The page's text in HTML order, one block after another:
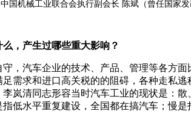
中国机械工业联合会执行副会长 陈斌（曾任国家
，产生过哪些重大影响？
，汽车企业的技术、产品、管理等各方
需求和进口高关税的的阻碍，各种走私
岚清同志形容当时汽车工业的现状是：
低水平重复建设，全国都在搞汽车；慢是